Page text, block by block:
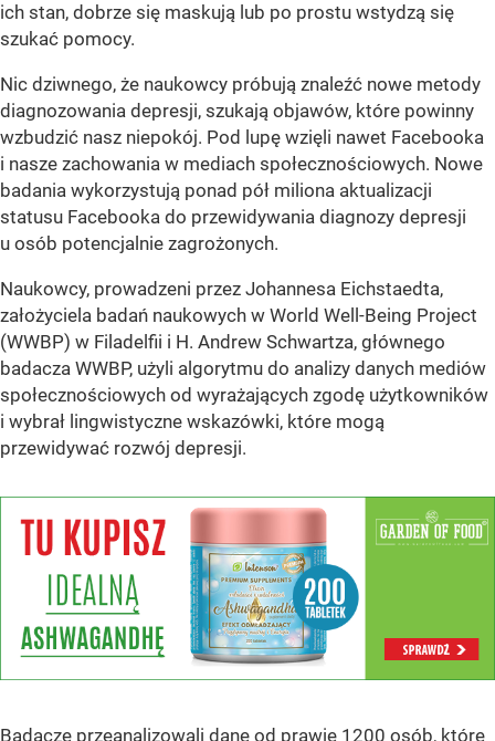
ich stan, dobrze się maskują lub po prostu wstydzą się
szukać pomocy.
Nic dziwnego, że naukowcy próbują znaleźć nowe metody
diagnozowania depresji, szukają objawów, które powinny
wzbudzić nasz niepokój. Pod lupę wzięli nawet Facebooka
i nasze zachowania w mediach społecznościowych. Nowe
badania wykorzystują ponad pół miliona aktualizacji
statusu Facebooka do przewidywania diagnozy depresji
u osób potencjalnie zagrożonych.
Naukowcy, prowadzeni przez Johannesa Eichstaedta,
założyciela badań naukowych w World Well-Being Project
(WWBP) w Filadelfii i H. Andrew Schwartza, głównego
badacza WWBP, użyli algorytmu do analizy danych mediów
społecznościowych od wyrażających zgodę użytkowników
i wybrał lingwistyczne wskazówki, które mogą
przewidywać rozwój depresji.
Badacze przeanalizowali dane od prawie 1200 osób, które